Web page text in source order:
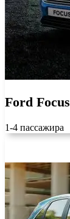
Ford Focus
1-4 пассажира